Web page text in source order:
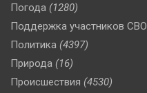
Погода (1280)
Поддержка участников СВО
Политика (4397)
Природа (16)
Происшествия (4530)